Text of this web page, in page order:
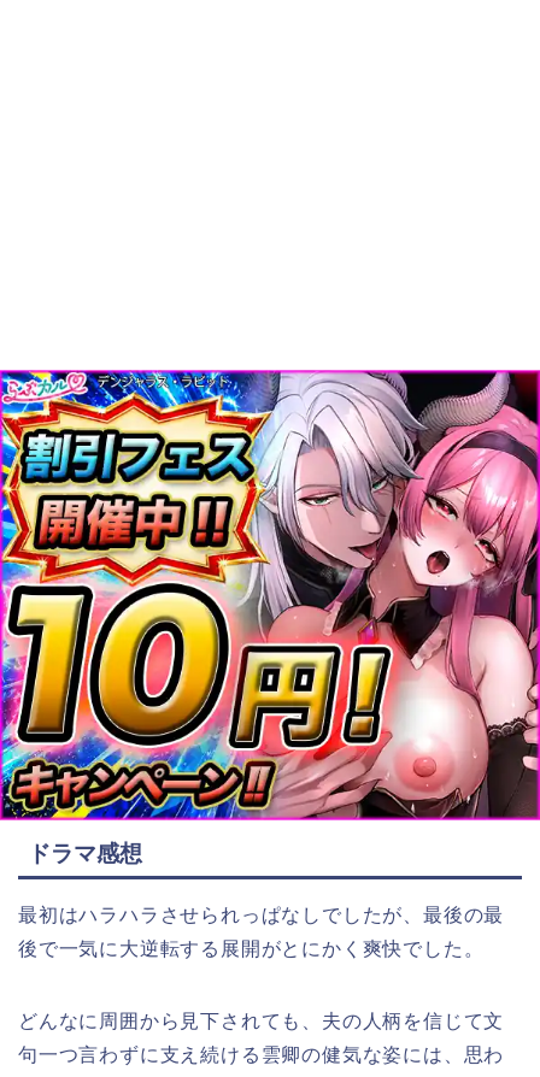
ドラマ感想
最初はハラハラさせられっぱなしでしたが、最後の最
後で一気に大逆転する展開がとにかく爽快でした。
どんなに周囲から見下されても、夫の人柄を信じて文
句一つ言わずに支え続ける雲卿の健気な姿には、思わ